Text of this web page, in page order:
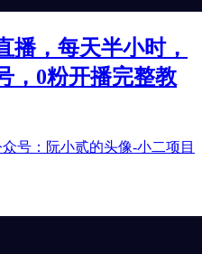
播，每天半小时，
，0粉开播完整教